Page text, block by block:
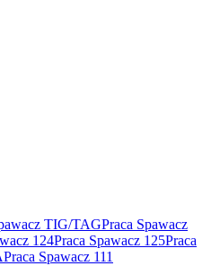
TIG/TAGPraca Spawacz
124Praca Spawacz 125Praca
Praca Spawacz 111